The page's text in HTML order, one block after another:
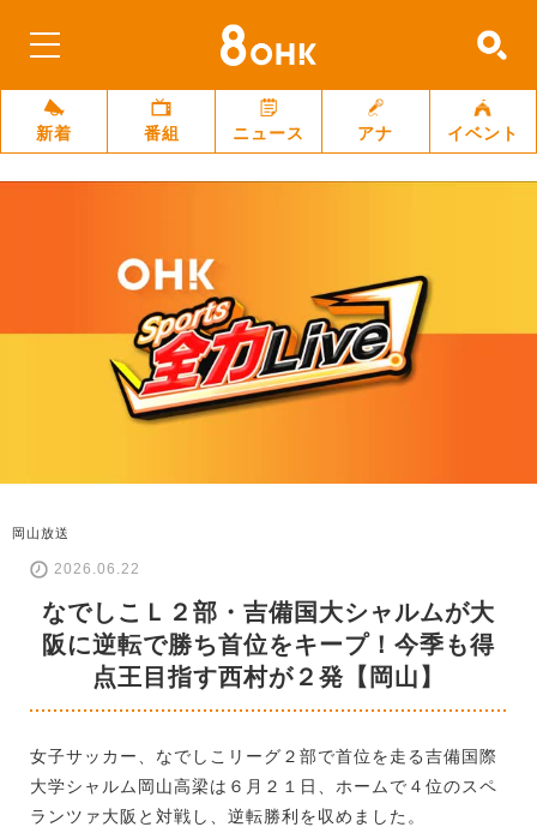
新着 番組 ニュース アナ イベント
岡山放送
2026.06.22
なでしこＬ２部・吉備国大シャルムが大
阪に逆転で勝ち首位をキープ！今季も得
点王目指す西村が２発【岡山】
女子サッカー、なでしこリーグ２部で首位を走る吉備国際
大学シャルム岡山高梁は６月２１日、ホームで４位のスペ
ランツァ大阪と対戦し、逆転勝利を収めました。